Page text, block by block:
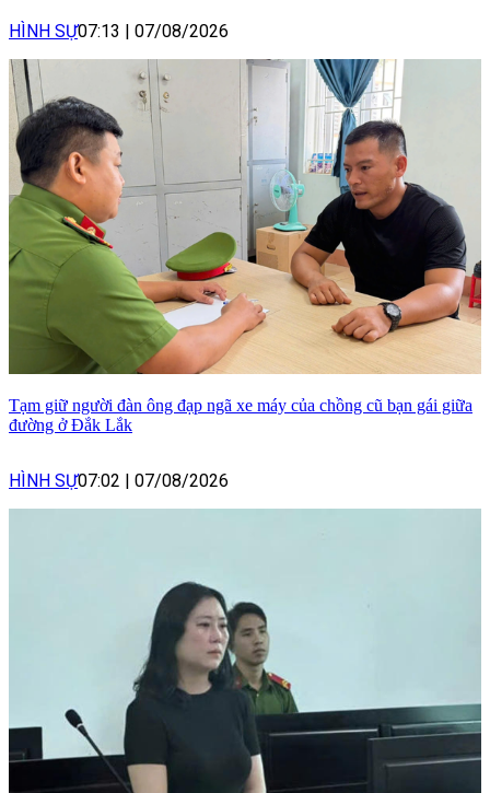
HÌNH SỰ07:13 07/08/2026
Tạm giữ người đàn ông đạp ngã xe máy của chồng cũ bạn gái giữa
đường ở Đắk Lắk
HÌNH SỰ07:02 07/08/2026